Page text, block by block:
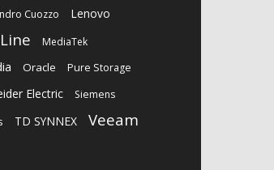
Cuozzo Lenovo
MediaTek
Oracle Pure Storage
Electric
Siemens
TD SYNNEX Veeam